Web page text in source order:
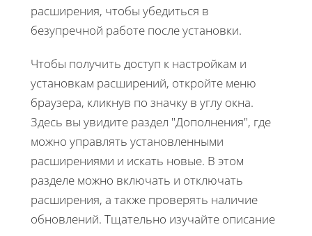
расширения, чтобы убедиться в
безупречной работе после установки.
Чтобы получить доступ к настройкам и
установкам расширений, откройте меню
браузера, кликнув по значку в углу окна.
Здесь вы увидите раздел "Дополнения", где
можно управлять установленными
расширениями и искать новые. В этом
разделе можно включать и отключать
расширения, а также проверять наличие
обновлений. Тщательно изучайте описание